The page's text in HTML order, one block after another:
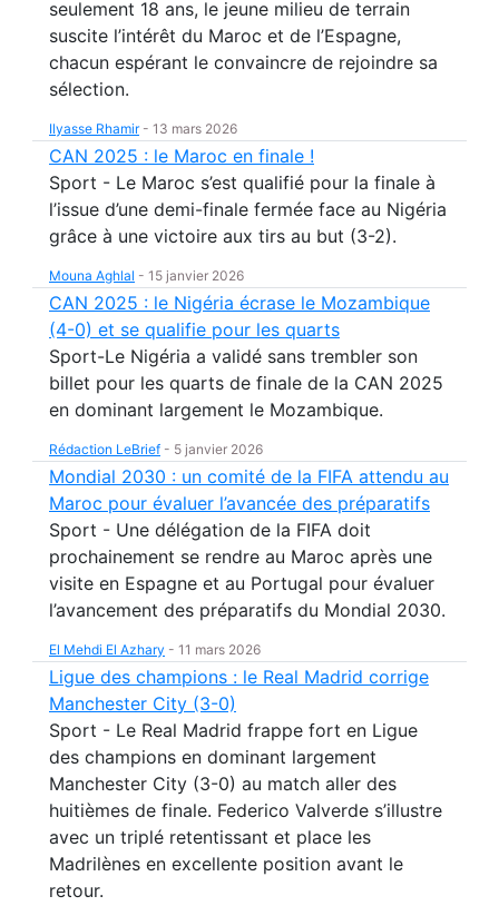
seulement 18 ans, le jeune milieu de terrain
suscite l’intérêt du Maroc et de l’Espagne,
chacun espérant le convaincre de rejoindre sa
sélection.
Ilyasse Rhamir- 13 mars 2026
CAN 2025 : le Maroc en finale !
Sport - Le Maroc s’est qualifié pour la finale à
l’issue d’une demi-finale fermée face au Nigéria
grâce à une victoire aux tirs au but (3-2).
Mouna Aghlal - 15 janvier 2026
CAN 2025 : le Nigéria écrase le Mozambique
(4-0) et se qualifie pour les quarts
Sport-Le Nigéria a validé sans trembler son
billet pour les quarts de finale de la CAN 2025
en dominant largement le Mozambique.
Rédaction LeBrief - 5 janvier 2026
Mondial 2030 : un comité de la FIFA attendu au
Maroc pour évaluer l’avancée des préparatifs
Sport - Une délégation de la FIFA doit
prochainement se rendre au Maroc après une
visite en Espagne et au Portugal pour évaluer
l’avancement des préparatifs du Mondial 2030.
El Mehdi El Azhary - 11 mars 2026
Ligue des champions : le Real Madrid corrige
Manchester City (3-0)
Sport - Le Real Madrid frappe fort en Ligue
des champions en dominant largement
Manchester City (3-0) au match aller des
huitièmes de finale. Federico Valverde s’illustre
avec un triplé retentissant et place les
Madrilènes en excellente position avant le
retour.